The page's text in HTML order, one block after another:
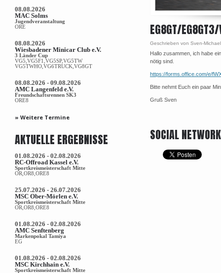
EG8GT/EG8GT3/
Geschrieben von Sven-
Hallo zusammen, ich habe
nötig sind.
https://forms.office.com/e/
Bitte nehmt Euch ein paar
Gruß Sven
SOCIAL
08.08.2026
MAC Solms
Jugendveranstaltung
ORE
08.08.2026
Wiesbadener Minicar Club e.V.
3 Länder Cup
VG5,VG5F1,VG5SP,VG5TW
VG5TWHO,VG6TRUCK,VG8GT
08.08.2026 - 09.08.2026
AMC Langenfeld e.V.
Freundschaftsrennen SK3
ORE8
» Weitere Termine
AKTUELLE ERGEBNISSE
01.08.2026 - 02.08.2026
RC-Offroad Kassel e.V.
Sportkreismeisterschaft Mitte
OR,OR8,ORE8
25.07.2026 - 26.07.2026
MSC Ober-Mörlen e.V.
Sportkreismeisterschaft Mitte
OR,OR8,ORE8
01.08.2026 - 02.08.2026
AMC Senftenberg
Markenpokal Tamiya
EG
01.08.2026 - 02.08.2026
MSC Kirchhain e.V.
Sportkreismeisterschaft Mitte